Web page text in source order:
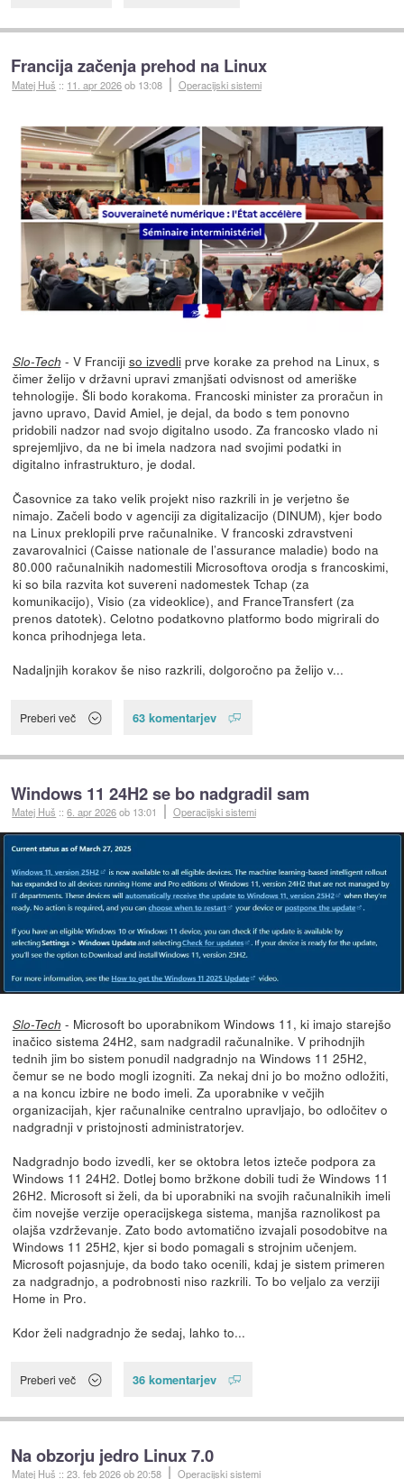
Francija začenja prehod na Linux
Matej Huš :: 11. apr 2026ob 13:08 Operacijski sistemi
Slo-Tech - V Franciji so izvedliprve korake za prehod na Linux, s
čimer želijo v državni upravi zmanjšati odvisnost od ameriške
tehnologije. Šli bodo korakoma. Francoski minister za proračun in
javno upravo, David Amiel, je dejal, da bodo s tem ponovno
pridobili nadzor nad svojo digitalno usodo. Za francosko vlado ni
sprejemljivo, da ne bi imela nadzora nad svojimi podatki in
digitalno infrastrukturo, je dodal.
Časovnice za tako velik projekt niso razkrili in je verjetno še
nimajo. Začeli bodo v agenciji za digitalizacijo (DINUM), kjer bodo
na Linux preklopili prve računalnike. V francoski zdravstveni
zavarovalnici (Caisse nationale de l’assurance maladie) bodo na
80.000 računalnikih nadomestili Microsoftova orodja s francoskimi,
ki so bila razvita kot suvereni nadomestek Tchap (za
komunikacijo), Visio (za videoklice), and FranceTransfert (za
prenos datotek). Celotno podatkovno platformo bodo migrirali do
konca prihodnjega leta.
Nadaljnjih korakov še niso razkrili, dolgoročno pa želijo v...
Preberi več 63 komentarjev
Windows 11 24H2 se bo nadgradil sam
Matej Huš ::6. apr 2026ob 13:01 Operacijski sistemi
Slo-Tech - Microsoft bo uporabnikom Windows 11, ki imajo starejšo
inačico sistema 24H2, sam nadgradil računalnike. V prihodnjih
tednih jim bo sistem ponudil nadgradnjo na Windows 11 25H2,
čemur se ne bodo mogli izogniti. Za nekaj dni jo bo možno odložiti,
a na koncu izbire ne bodo imeli. Za uporabnike v večjih
organizacijah, kjer računalnike centralno upravljajo, bo odločitev o
nadgradnji v pristojnosti administratorjev.
Nadgradnjo bodo izvedli, ker se oktobra letos izteče podpora za
Windows 11 24H2. Dotlej bomo bržkone dobili tudi že Windows 11
26H2. Microsoft si želi, da bi uporabniki na svojih računalnikih imeli
čim novejše verzije operacijskega sistema, manjša raznolikost pa
olajša vzdrževanje. Zato bodo avtomatično izvajali posodobitve na
Windows 11 25H2, kjer si bodo pomagali s strojnim učenjem.
Microsoft pojasnjuje, da bodo tako ocenili, kdaj je sistem primeren
za nadgradnjo, a podrobnosti niso razkrili. To bo veljalo za verziji
Home in Pro.
Kdor želi nadgradnjo že sedaj, lahko to...
Preberi več 36 komentarjev
Na obzorju jedro Linux 7.0
Matej Huš ::23. feb 2026ob 20:58 Operacijski sistemi